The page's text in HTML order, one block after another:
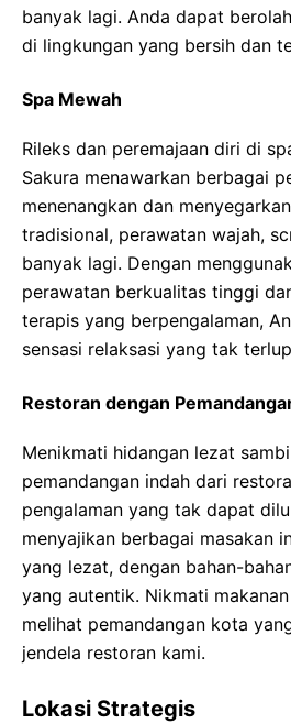
banyak lagi. Anda dapat
di lingkungan yang bersih dan
Spa Mewah
Rileks dan peremajaan diri di
Sakura menawarkan berbagai
menenangkan dan
tradisional, perawatan wajah,
banyak lagi. Dengan
perawatan berkualitas tinggi
terapis yang berpengalaman,
sensasi relaksasi yang tak
Restoran dengan
Menikmati hidangan lezat
pemandangan indah dari
pengalaman yang tak dapat
menyajikan berbagai masakan
yang lezat, dengan bahan-
yang autentik. Nikmati
melihat pemandangan kota
jendela restoran kami.
Lokasi Strategis